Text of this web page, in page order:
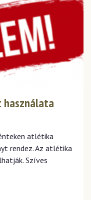
atlétika
rendez. Az atlétika
Szíves